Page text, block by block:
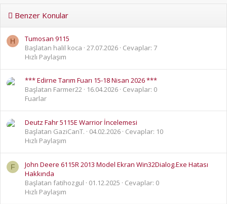
Benzer Konular
H
Tumosan 9115
Başlatan halil koca 27.07.2026 Cevaplar: 7
Hızlı Paylaşım
*** Edirne Tarım Fuarı 15-18 Nisan 2026 ***
Başlatan Farmer22
16.04.2026 Cevaplar: 0
Fuarlar
Deutz Fahr 5115E Warrior İncelemesi
Başlatan GaziCanT.
04.02.2026 Cevaplar: 10
Hızlı Paylaşım
F
John Deere 6115R 2013 Model Ekran Win32Dialog.Exe Hatası
Hakkında
Başlatan fatihozgul
01.12.2025
Cevaplar: 0
Hızlı Paylaşım